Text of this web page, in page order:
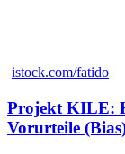
istock.com/fatido
Projekt KILE:
Vorurteile